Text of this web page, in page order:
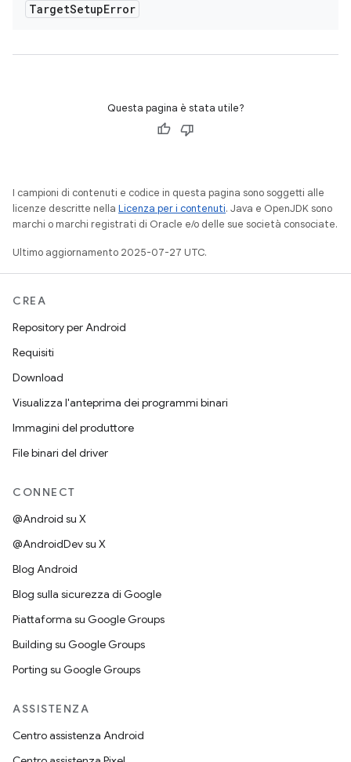
TargetSetupError
Questa pagina è stata utile?
I campioni di contenuti e codice in questa pagina sono soggetti alle
licenze descritte nella Licenza per i contenuti. Java e OpenJDK sono
marchi o marchi registrati di Oracle e/o delle sue società consociate.
Ultimo aggiornamento 2025-07-27 UTC.
CREA
Repository per Android
Requisiti
Download
Visualizza l'anteprima dei programmi binari
Immagini del produttore
File binari del driver
CONNECT
@Android su X
@AndroidDev su X
Blog Android
Blog sulla sicurezza di Google
Piattaforma su Google Groups
Building su Google Groups
Porting su Google Groups
ASSISTENZA
Centro assistenza Android